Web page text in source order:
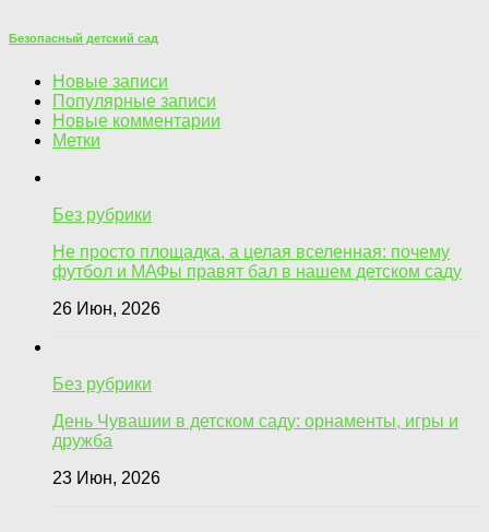
Безопасный детский сад
Новые записи
Популярные записи
Новые комментарии
Метки
Без рубрики
Не просто площадка, а целая вселенная: почему
футбол и МАФы правят бал в нашем детском саду
26 Июн, 2026
Без рубрики
День Чувашии в детском саду: орнаменты, игры и
дружба
23 Июн, 2026